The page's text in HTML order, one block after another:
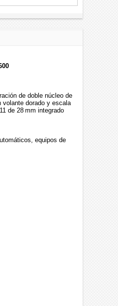
de doble núcleo de
volante dorado y escala
de 28 mm integrado
equipos de